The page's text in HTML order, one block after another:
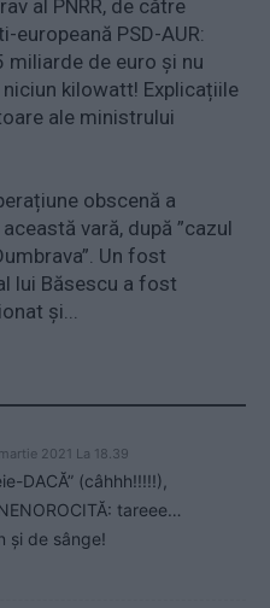
al PNRR, de către
europeană PSD-AUR:
miliarde de euro și nu
kilowatt! Explicațiile
ale ministrului
obscenă a
vară, după ”cazul
Un fost
lui Băsescu a fost
și...
2021 La 18.39
DACĂ” (câhhh!!!!!),
tareee…
și de sânge!